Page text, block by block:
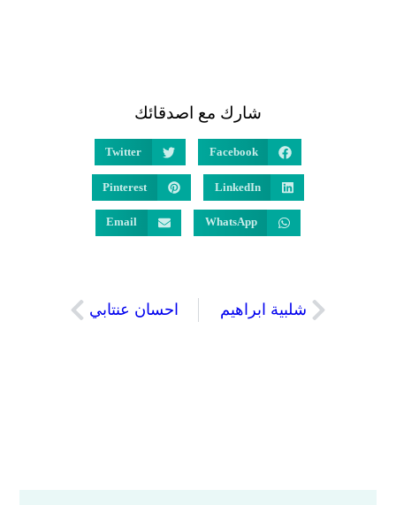
شارك مع اصدقائك​
Facebook
Twitter
LinkedIn
Pinterest
WhatsApp
Email
شلبية ابراهيم احسان عنتابي